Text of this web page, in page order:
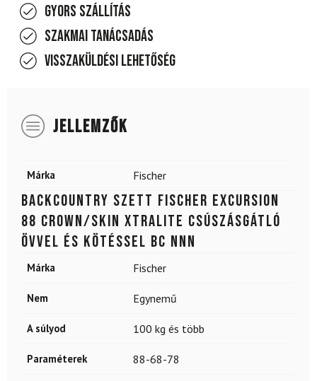
Gyors szállítás
Szakmai tanácsadás
Visszaküldési lehetőség
JELLEMZŐK
Márka Fischer
Backcountry szett FISCHER Excursion
88 Crown/Skin Xtralite csúszásgátló
övvel és kötéssel BC NNN
Márka Fischer
Nem Egynemű
A súlyod 100 kg és több
Paraméterek 88-68-78